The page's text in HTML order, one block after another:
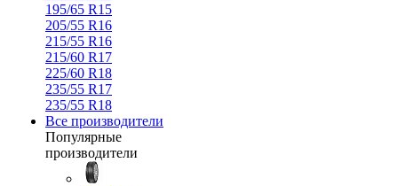
195/65 R15
205/55 R16
215/55 R16
215/60 R17
225/60 R18
235/55 R17
235/55 R18
Все производители
Популярные
производители